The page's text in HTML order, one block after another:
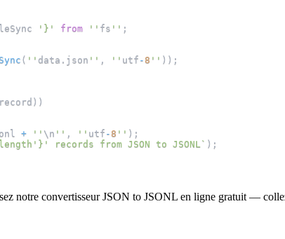
'}' from '' fs '' ;
( '' data . json '' , '' utf - 8 '' ) ) ;
record ) )
+ '' \n '' , '' utf - 8 '' ) ;
records from JSON to JSONL ` ) ;
notre convertisseur JSON to JSONL en ligne gratuit —